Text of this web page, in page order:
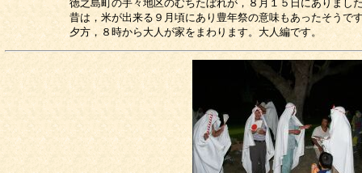
徳之島町の手々地区のむちたぼれが，８月１５日にありまし
昔は，米が出来る９月頃にあり豊年祭の意味もあったそうで
夕方，８時から大人が家をまわります。大人編です。